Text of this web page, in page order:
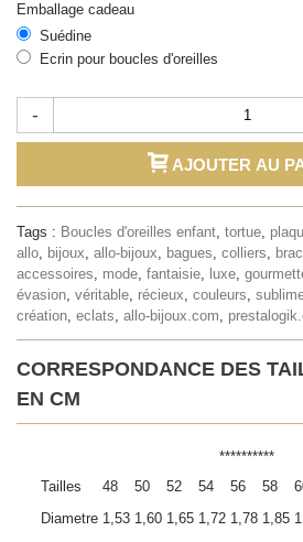
Emballage cadeau
Suédine
Ecrin pour boucles d'oreilles
-
AJOUTER AU
Tags : Boucles d'oreilles enfant tortue
allo bijoux allo-bijoux bagues colliers
accessoires
mode fantaisie luxe
évasion véritable récieux couleurs
création eclats allo-bijoux.com
CORRESPONDANCE DES
EN CM
**********
Tailles
48 50 52 54 56 58
Diametre 1,53 1,60 1,65 1,72 1,78 1,85